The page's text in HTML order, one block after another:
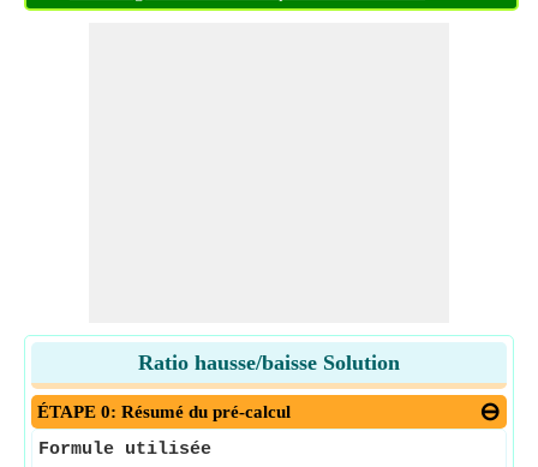
Ratio hausse/baisse Solution
ÉTAPE 0: Résumé du pré-calcul
Formule utilisée